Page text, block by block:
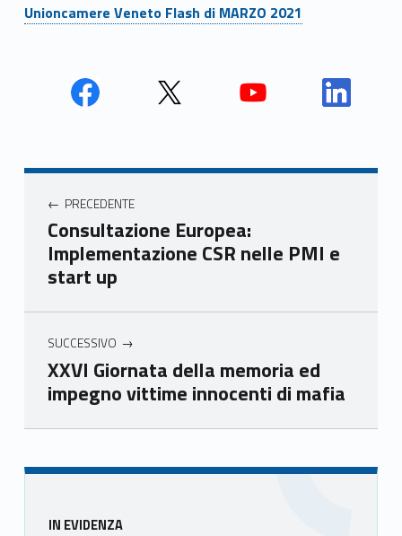
Unioncamere Veneto Flash di MARZO 2021
Unio
mer
e
Ven
eto
Unio
e
Ven
Unio
e
Ven
Unio
Ven
Navigazione articoli
PRECEDENTE
Consultazione Europea:
Implementazione CSR nelle PMI e
start up
SUCCESSIVO
XXVI Giornata della memoria ed
impegno vittime innocenti di mafia
Skip back to main navigation
Sidebar
IN EVIDENZA